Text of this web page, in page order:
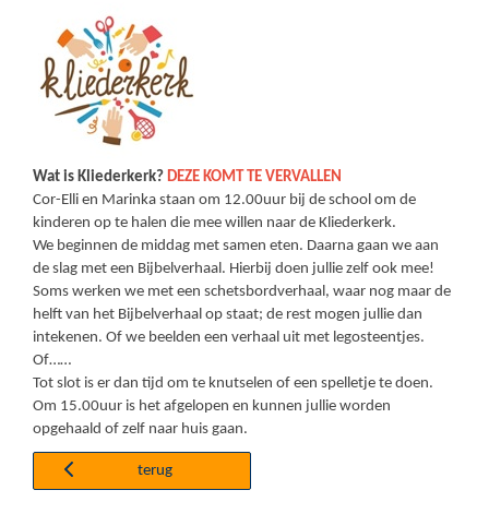
Wat is Kliederkerk? DEZE KOMT TE VERVALLEN
Cor-Elli en Marinka staan om 12.00uur bij de school om de
kinderen op te halen die mee willen naar de Kliederkerk.
We beginnen de middag met samen eten. Daarna gaan we aan
de slag met een Bijbelverhaal. Hierbij doen jullie zelf ook mee!
Soms werken we met een schetsbordverhaal, waar nog maar de
helft van het Bijbelverhaal op staat; de rest mogen jullie dan
intekenen. Of we beelden een verhaal uit met legosteentjes.
Of……
Tot slot is er dan tijd om te knutselen of een spelletje te doen.
Om 15.00uur is het afgelopen en kunnen jullie worden
opgehaald of zelf naar huis gaan.
terug